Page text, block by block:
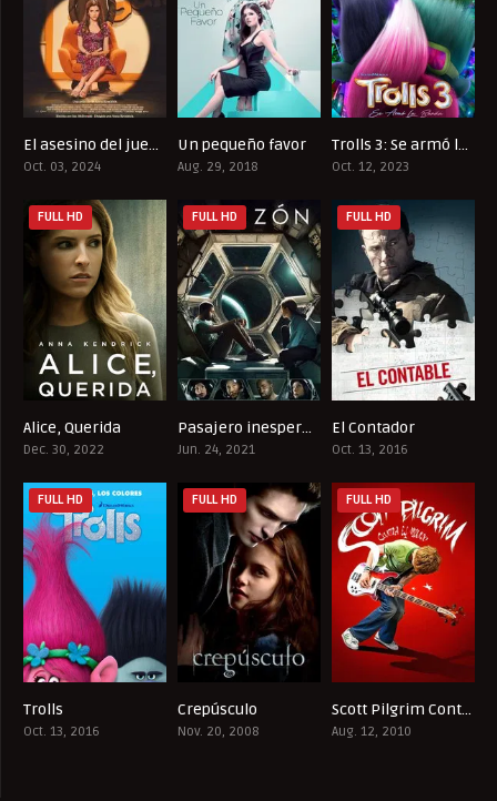
6.8
El asesino del juego de citas
Oct. 03, 2024
6.8
Un pequeño favor
Aug. 29, 2018
6
Trolls 3: Se armó la banda
Oct. 12, 2023
FULL HD
Alice, Querida
Dec. 30, 2022
5.6
FULL HD
Pasajero inesperado
Jun. 24, 2021
FULL HD
El Contador
Oct. 13, 2016
FULL HD
Trolls
Oct. 13, 2016
FULL HD
Crepúsculo
Nov. 20, 2008
7.5
FULL HD
Scott Pilgrim Contra El Mundo
Aug. 12, 2010